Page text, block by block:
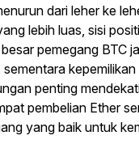
dari leher ke
lebih luas, sisi
pemegang BTC
sementara
penting
pembelian Ether
yang baik untuk